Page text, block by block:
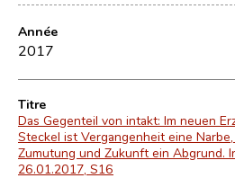
Année
2017
Titre
Das Gegenteil von intakt: Im neuen
Steckel ist Vergangenheit eine
Zumutung und Zukunft ein Abgrund.
26.01.2017, S16